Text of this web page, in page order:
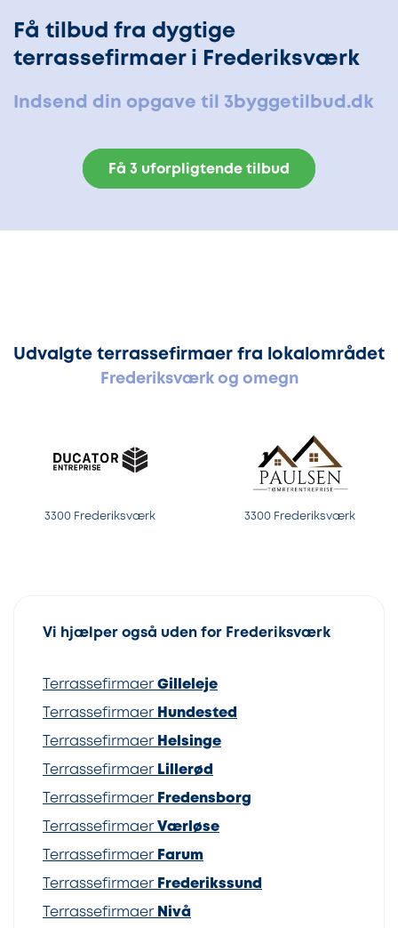
Få tilbud fra dygtige
terrassefirmaer i Frederiksværk
Indsend din opgave til 3byggetilbud.dk
Få 3 uforpligtende tilbud
Udvalgte terrassefirmaer fra lokalområdet
Frederiksværk og omegn
3300 Frederiksværk 3300 Frederiksværk
Vi hjælper også uden for Frederiksværk
Terrassefirmaer Gilleleje
Terrassefirmaer Hundested
Terrassefirmaer Helsinge
Terrassefirmaer Lillerød
Terrassefirmaer Fredensborg
Terrassefirmaer Værløse
Terrassefirmaer Farum
Terrassefirmaer Frederikssund
Terrassefirmaer Nivå